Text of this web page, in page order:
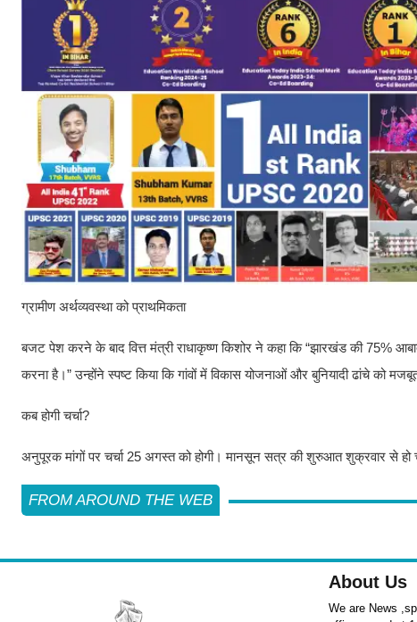
ग्रामीण अर्थव्यवस्था को प्राथमिकता
बजट पेश करने के बाद वित्त मंत्री राधाकृष्ण किशोर ने कहा कि “झारखंड की 75%
करना है।” उन्होंने स्पष्ट किया कि गांवों में विकास योजनाओं और बुनियादी ढांचे को
कब होगी चर्चा?
अनुपूरक मांगों पर चर्चा 25 अगस्त को होगी। मानसून सत्र की शुरुआत शुक्रवार से
FROM AROUND THE WEB
About Us
We are News